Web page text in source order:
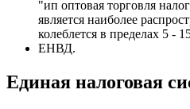
"ип оптовая торговля
является наиболее
колеблется в пределах 5 -
ЕНВД.
Единая налоговая